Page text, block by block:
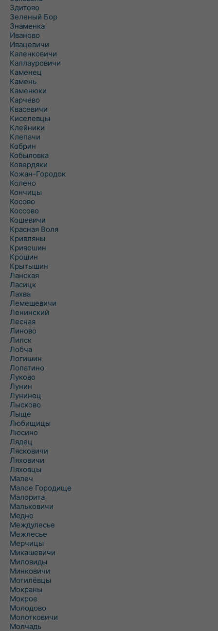
Здитово
Зеленый Бор
Знаменка
Иваново
Ивацевичи
Каленковичи
Каллауровичи
Каменец
Камень
Каменюки
Карчево
Квасевичи
Киселевцы
Клейники
Клепачи
Кобрин
Кобыловка
Ковердяки
Кожан-Городок
Колено
Кончицы
Косово
Коссово
Кошевичи
Красная Воля
Кривляны
Кривошин
Крошин
Крытышин
Ланская
Ласицк
Лахва
Лемешевичи
Ленинский
Лесная
Линово
Липск
Лобча
Логишин
Лопатино
Луково
Лунин
Лунинец
Лысково
Лыще
Любищицы
Люсино
Лядец
Лясковичи
Ляховичи
Ляховцы
Малеч
Малое Городище
Малорита
Мальковичи
Медно
Междулесье
Межлесье
Мерчицы
Микашевичи
Миловиды
Минковичи
Могилёвцы
Мокраны
Мокрое
Молодово
Молотковичи
Молчадь